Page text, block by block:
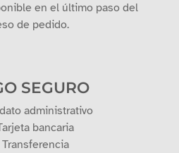
en el último paso del
de pedido.
SEGURO
administrativo
bancaria
Transferencia